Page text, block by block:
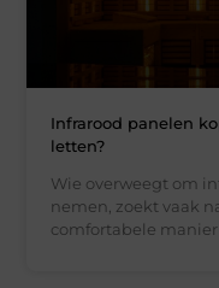
Infrarood panelen
letten?
Wie overweegt om
nemen, zoekt vaak
comfortabele